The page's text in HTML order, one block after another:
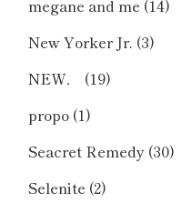
megane and me (14)
New Yorker Jr. (3)
NEW．
(19)
propo (1)
Seacret Remedy (30)
Selenite (2)